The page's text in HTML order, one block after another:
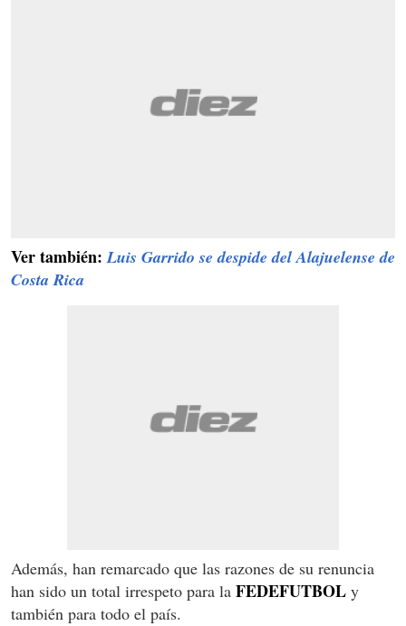
Ver también:Luis Garrido se despide del Alajuelense de
Costa Rica
Además, han remarcado que las razones de su renuncia
han sido un total irrespeto para la FEDEFUTBOL y
también para todo el país.